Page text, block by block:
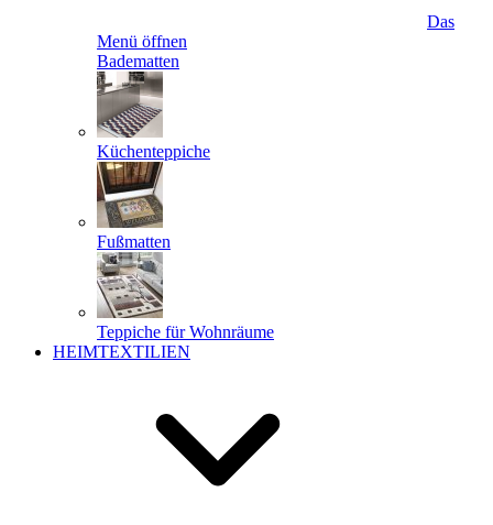
Das
Menü öffnen
Badematten
Küchenteppiche
Fußmatten
Teppiche für Wohnräume
HEIMTEXTILIEN